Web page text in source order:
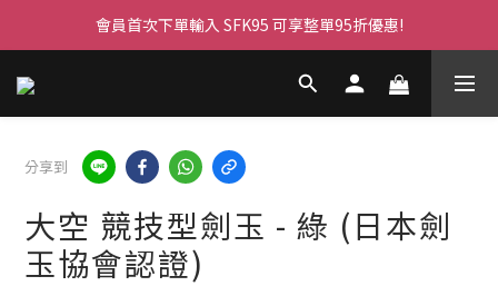
會員首次下單輸入 SFK95 可享整單95折優惠!
分享到
大空 競技型劍玉 - 綠 (日本劍
玉協會認證)